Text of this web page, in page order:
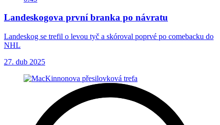
Landeskogova první branka po návratu
Landeskog se trefil o levou tyč a skóroval poprvé po comebacku do
NHL
27. dub 2025